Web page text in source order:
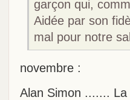
garçon qui,
Aidée par son
mal pour notre
novembre :
Alan Simon .......